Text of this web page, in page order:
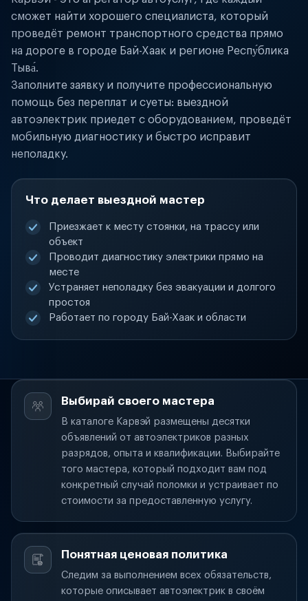
сможет найти хорошего специалиста, который
проведёт ремонт транспортного средства прямо
на дороге в городе Бай-Хаак и регионе Респу́блика
Тыва́.
Заполните заявку и получите профессиональную
помощь без переплат и суеты: выездной
автоэлектрик приедет с оборудованием, проведёт
мобильную диагностику и быстро исправит
неполадку.
Что делает выездной мастер
Приезжает к месту стоянки, на трассу или
объект
Проводит диагностику электрики прямо на
месте
Устраняет неполадку без эвакуации и долгого
простоя
Работает по городу Бай-Хаак и области
Выбирай своего мастера
В каталоге Карвэй размещены десятки
объявлений от автоэлектриков разных
разрядов, опыта и квалификации. Выбирайте
того мастера, который подходит вам под
конкретный случай поломки и устраивает по
стоимости за предоставленную услугу.
Понятная ценовая политика
Следим за выполнением всех обязательств,
которые описывает автоэлектрик в своём